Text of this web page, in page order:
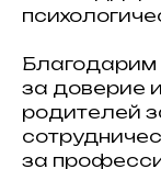
Благодарим
за доверие
родителей
за